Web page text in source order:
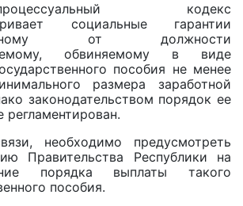
процессуальный кодекс
социальные гарантии
от должности
обвиняемому в виде
пособия не менее
размера заработной
законодательством порядок ее
регламентирован.
необходимо предусмотреть
Правительства Республики на
порядка выплаты такого
пособия.